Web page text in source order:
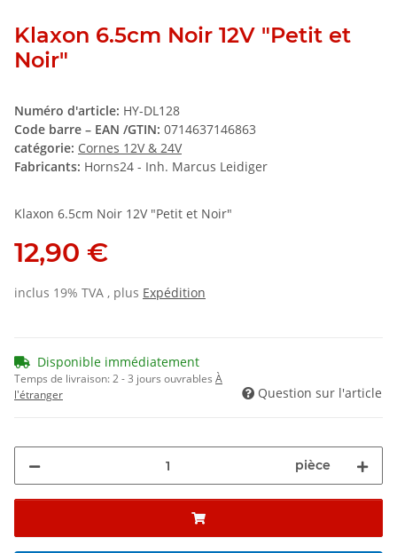
Klaxon 6.5cm Noir 12V "Petit et
Noir"
Numéro d'article: HY-DL128
Code barre – EAN /GTIN: 0714637146863
catégorie: Cornes 12V & 24V
Fabricants: Horns24 - Inh. Marcus Leidiger
Klaxon 6.5cm Noir 12V "Petit et Noir"
12,90 €
inclus 19% TVA , plus Expédition
Disponible immédiatement
Temps de livraison:2 - 3 jours ouvrables À
l'étranger
Question sur l'article
pièce